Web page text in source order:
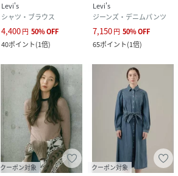
Levi's
シャツ・ブラウス
4,400円 50%OFF
40ポイント(1倍)
Levi's
ジーンズ・デニムパンツ
7,150円 50%OFF
65ポイント(1倍)
クーポン対象 クーポン対象